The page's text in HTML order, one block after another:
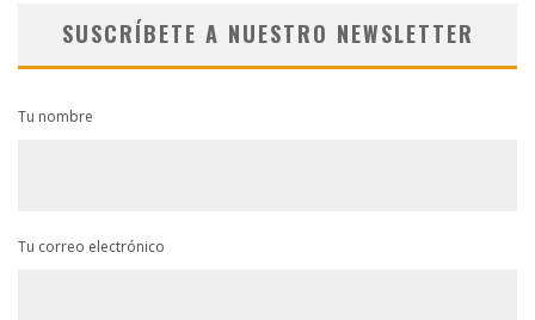
SUSCRÍBETE A NUESTRO NEWSLETTER
Tu nombre
Tu correo electrónico